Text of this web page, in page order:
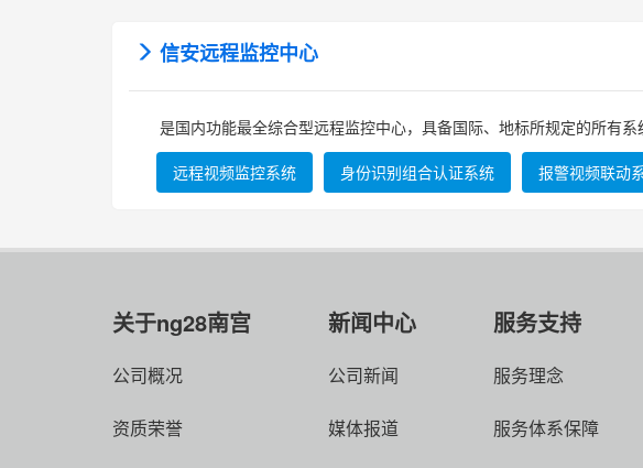
信安远程监控中心
是国内功能最全综合型远程监控中心，具备国际、地标所规定的所有系
远程视频监控系统 身份识别组合认证系统 报警视频联动
关于ng28南宫
公司概况
资质荣誉
新闻中心
公司新闻
媒体报道
服务支持
服务理念
服务体系保障